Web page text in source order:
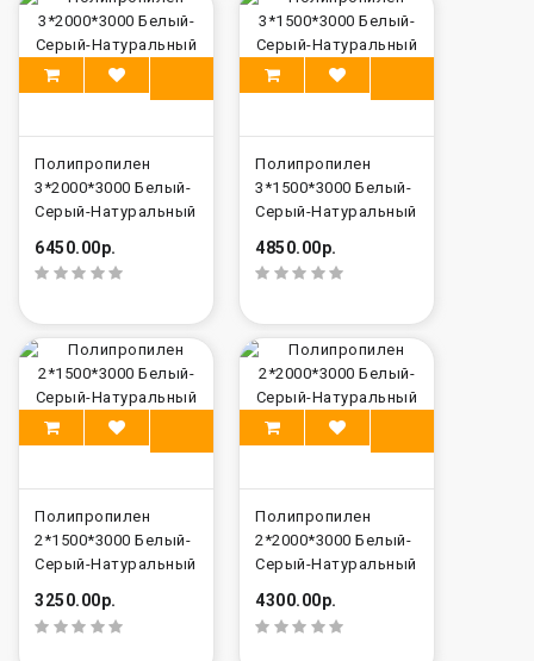
Полипропилен
3*2000*3000 Белый-
Серый-Натуральный
6450.00р.
Полипропилен
3*1500*3000 Белый-
Серый-Натуральный
4850.00р.
Полипропилен
2*1500*3000 Белый-
Серый-Натуральный
3250.00р.
Полипропилен
2*2000*3000 Белый-
Серый-Натуральный
4300.00р.